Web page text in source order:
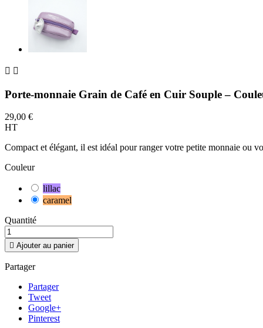
 
Porte-monnaie Grain de Café en Cuir Souple –
29,00 €
HT
Compact et élégant, il est idéal pour ranger votre petite monnaie ou
Couleur
lillac
caramel
Quantité
 Ajouter au panier
Partager
Partager
Tweet
Google+
Pinterest